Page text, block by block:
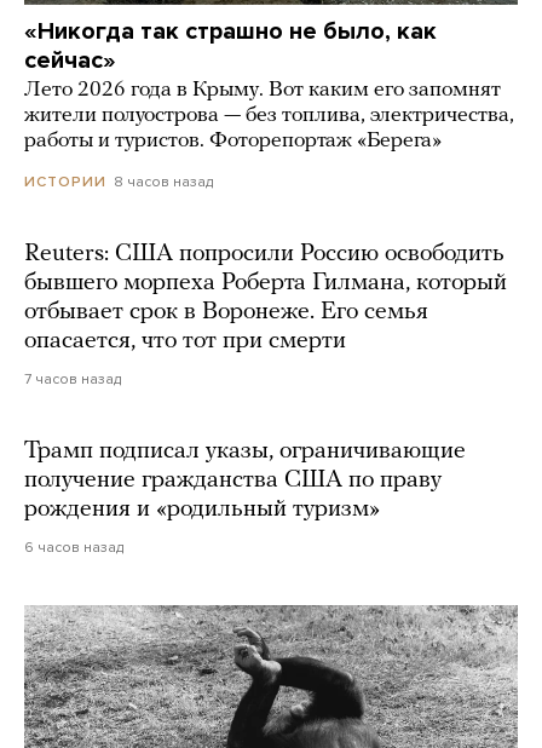
«Никогда так страшно не было, как
сейчас»
Лето 2026 года в Крыму. Вот каким его запомнят
жители полуострова — без топлива, электричества,
работы и туристов. Фоторепортаж «Берега»
ИСТОРИИ 8 часов назад
Reuters: США попросили Россию освободить
бывшего морпеха Роберта Гилмана, который
отбывает срок в Воронеже. Его семья
опасается, что тот при смерти
7 часов назад
Трамп подписал указы, ограничивающие
получение гражданства США по праву
рождения и «родильный туризм»
6 часов назад